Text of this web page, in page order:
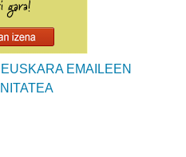
EMAILEEN